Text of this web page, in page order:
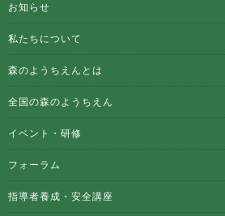
お知らせ
私たちについて
森のようちえんとは
全国の森のようちえん
イベント・研修
フォーラム
指導者養成・安全講座